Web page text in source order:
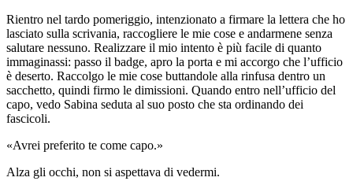
Rientro nel tardo pomeriggio, intenzionato a firmare la lettera che ho
lasciato sulla scrivania, raccogliere le mie cose e andarmene senza
salutare nessuno. Realizzare il mio intento è più facile di quanto
immaginassi: passo il badge, apro la porta e mi accorgo che l’ufficio
è deserto. Raccolgo le mie cose buttandole alla rinfusa dentro un
sacchetto, quindi firmo le dimissioni. Quando entro nell’ufficio del
capo, vedo Sabina seduta al suo posto che sta ordinando dei
fascicoli.
«Avrei preferito te come capo.»
Alza gli occhi, non si aspettava di vedermi.